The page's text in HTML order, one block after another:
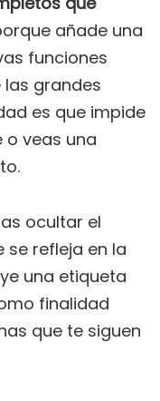
añade una
funciones
grandes
es que impide
o veas una
ocultar el
se refleja en la
una etiqueta
finalidad
que te siguen